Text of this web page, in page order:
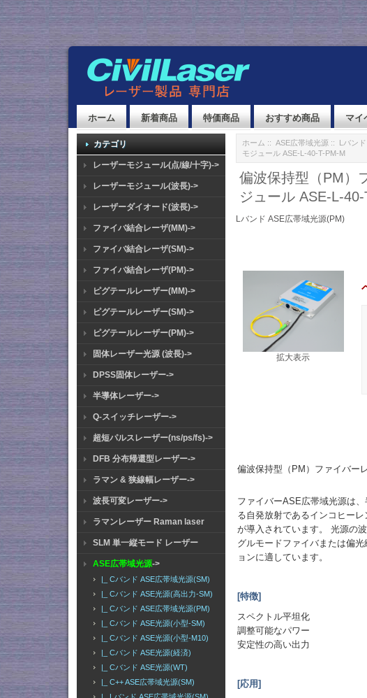
ホーム 新着商品 特価商品 おすすめ商品 マイ
カテゴリ
レーザーモジュール(点/線/十字)->
レーザーモジュール(波長)->
レーザーダイオード(波長)->
ファイバ結合レーザ(MM)->
ファイバ結合レーザ(SM)->
ファイバ結合レーザ(PM)->
ピグテールレーザー(MM)->
ピグテールレーザー(SM)->
ピグテールレーザー(PM)->
固体レーザー光源 (波長)->
DPSS固体レーザー->
半導体レーザー->
Q-スイッチレーザー->
超短パルスレーザー(ns/ps/fs)->
DFB 分布帰還型レーザー->
ラマン & 狭線幅レーザー->
波長可変レーザー->
ラマンレーザー Raman laser
SLM 単一縦モード レーザー
ASE広帯域光源->
|_ Cバンド ASE広帯域光源(SM)
|_ Cバンド ASE光源(高出力-SM)
|_ Cバンド ASE広帯域光源(PM)
|_ Cバンド ASE光源(小型-SM)
|_ Cバンド ASE光源(小型-M10)
|_ Cバンド ASE光源(経済)
|_ Cバンド ASE光源(WT)
|_ C++ ASE広帯域光源(SM)
ホーム :: ASE広帯域光源 :: Lバン
モジュール ASE-L-40-T-PM-M
偏波保持型（PM）
ジュール ASE-L-
Lバンド ASE広帯域光源(PM)
拡大表示
偏波保持型（PM）ファイバー
ファイバーASE広帯域光源は
る自発放射であるインコヒー
が導入されています。 光源の
グルモードファイバまたは偏
ョンに適しています。
[特徴]
スペクトル平坦化
調整可能なパワー
安定性の高い出力
[応用]